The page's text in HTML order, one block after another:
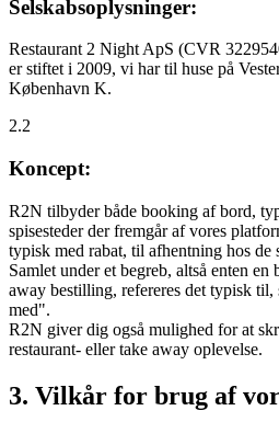
Selskabsoplysninger:
Restaurant 2 Night ApS (CVR
er stiftet i 2009, vi har til huse på
København K.
2.2
Koncept:
R2N tilbyder både booking af bord,
spisesteder der fremgår af vores
typisk med rabat, til afhentning hos de
Samlet under et begreb, altså enten
away bestilling, refereres det typisk
med".
R2N giver dig også mulighed for at
restaurant- eller take away oplevelse.
3. Vilkår for brug af